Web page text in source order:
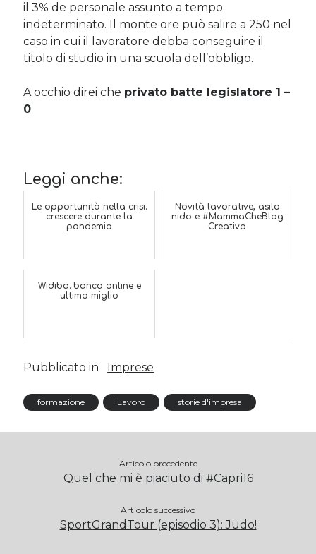
il 3% de personale assunto a tempo
indeterminato. Il monte ore può salire a 250 nel
caso in cui il lavoratore debba conseguire il
titolo di studio in una scuola dell’obbligo.
A occhio direi che privato batte legislatore 1 –
0
Leggi anche:
Le opportunità nella crisi:
crescere durante la
pandemia
Novità lavorative, asilo
nido e #MammaCheBlog
Creativo
Widiba: banca online e
ultimo miglio
Pubblicato in Imprese
formazione Lavoro storie d'impresa
Articolo precedente
Quel che mi è piaciuto di #Capri16
Articolo successivo
SportGrandTour (episodio 3): Judo!